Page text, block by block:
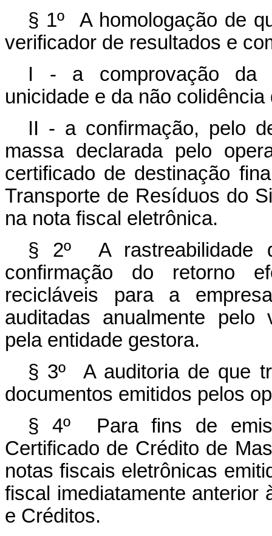
§ 1º A homologação de
verificador de resultados e
I - a comprovação da
unicidade e da não
II - a confirmação, pelo
massa declarada pelo
certificado de destinação
Transporte de Resíduos do
na nota fiscal eletrônica.
§ 2º A rastreabilidade
confirmação do retorno
recicláveis para a
auditadas anualmente pelo
pela entidade gestora.
§ 3º A auditoria de que
documentos emitidos pelos
§ 4º Para fins de
Certificado de Crédito de
notas fiscais eletrônicas
fiscal imediatamente anterior
e Créditos.